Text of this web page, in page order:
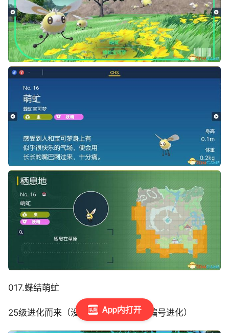
App内打开
017.蝶结萌虻
25级进化而来（没有指明都是从前一编号进化）